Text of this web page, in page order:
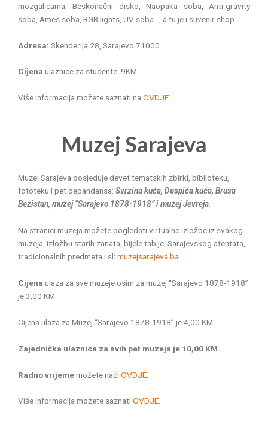
mozgalicama, Beskonačni disko, Naopaka soba, Anti-gravity
soba, Ames soba, RGB lights, UV soba…, a tu je i suvenir shop.
Adresa: Skenderija 28, Sarajevo 71000
Cijena ulaznice za studente: 9KM
Više informacija možete saznati na OVDJE.
Muzej Sarajeva
Muzej Sarajeva posjeduje devet tematskih zbirki, biblioteku,
fototeku i pet depandansa: Svrzina kuća, Despića kuća, Brusa
Bezistan, muzej “Sarajevo 1878-1918” i muzej Jevreja.
Na stranici muzeja možete pogledati virtualne izložbe iz svakog
muzeja, izložbu starih zanata, bijele tabije, Sarajevskog atentata,
tradicionalnih predmeta i sl: muzejsarajeva.ba
Cijena ulaza za sve muzeje osim za muzej “Sarajevo 1878-1918”
je 3,00 KM.
Cijena ulaza za Muzej “Sarajevo 1878-1918” je 4,00 KM.
Zajednička ulaznica za svih pet muzeja je 10,00 KM.
Radno vrijememožete naćiOVDJE
Više informacija možete saznatiOVDJE.